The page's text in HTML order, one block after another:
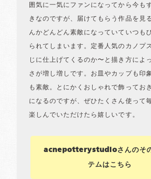
囲気に一気にファンになってから今も
きなのですが、届けてもらう作品を見
んかどんどん素敵になっていていつも
られてしまいます。定番人気のカノプ
じに仕上げてくるのか〜と描き方によ
さが増し増しです。お皿やカップも印
も素敵。とにかくおしゃれで飾ってお
になるのですが、ぜひたくさん使って
楽しんでいただけたら嬉しいです。
acnepotterystudioさんのそ
テムはこちら